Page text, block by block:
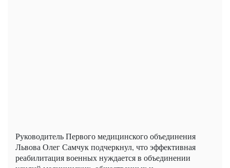
Руководитель Первого медицинского объединения
Львова Олег Самчук подчеркнул, что эффективная
реабилитация военных нуждается в объединении